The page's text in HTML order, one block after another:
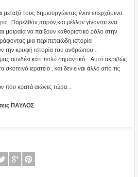
μεταξύ τους δημιουργώντας έναν επερχόμενο
μέλλον γίνονται ένα.
μοιραία να παίξουν καθοριστικό ρόλο στην
μια περιπετειώδη ιστορία
κρυφή ιστορία του ανθρώπου...
συνδέει κάτι πολύ σημαντικό... Αυτό ακριβώς
ιερατείο , και δεν είναι άλλο από τις
που κρατά αιώνες τώρα...
ΠΑΥΛΟΣ